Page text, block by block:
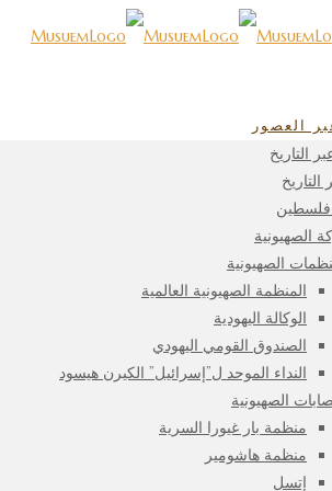
العصور
التاريخ
فلسطين
الصهيونية
الصهيونية
المنظمة الصهيونية العالمية
الوكالة اليهودية
الصندوق القومي اليهودي
النداء الموحد ل”إسرائيل” الكيرن هيسود
الصهيونية
منظمة بار غيورا السرية
منظمة هاشومير
إتسل
التاريخ
التاريخ
فلسطين
الصهيونية
اليهودية الى فلسطين
اليهودية الى فلسطين
اليهودية الى فلسطين
اليهودية الى فلسطين